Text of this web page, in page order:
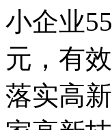
小企业55
元，有
落实高